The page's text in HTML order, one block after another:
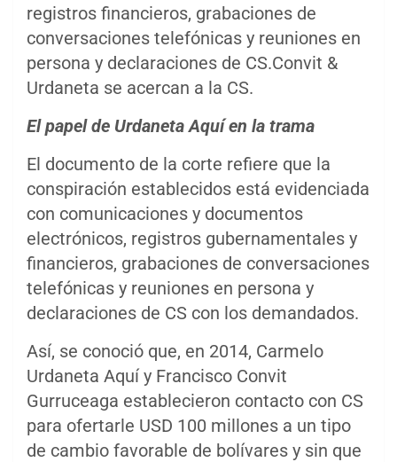
registros financieros, grabaciones de
conversaciones telefónicas y reuniones en
persona y declaraciones de CS.Convit &
Urdaneta se acercan a la CS.
El papel de Urdaneta Aquí en la trama
El documento de la corte refiere que la
conspiración establecidos está evidenciada
con comunicaciones y documentos
electrónicos, registros gubernamentales y
financieros, grabaciones de conversaciones
telefónicas y reuniones en persona y
declaraciones de CS con los demandados.
Así, se conoció que, en 2014, Carmelo
Urdaneta Aquí y Francisco Convit
Gurruceaga establecieron contacto con CS
para ofertarle USD 100 millones a un tipo
de cambio favorable de bolívares y sin que